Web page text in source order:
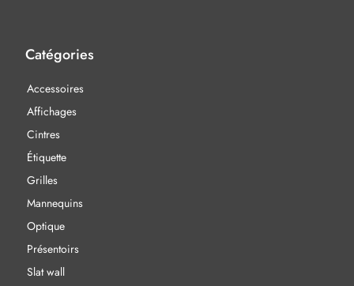
Catégories
Accessoires
Affichages
Cintres
Étiquette
Grilles
Mannequins
Optique
Présentoirs
Slat wall